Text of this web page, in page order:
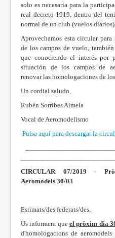
solo es necesaria para la
real decreto 1919, dentro del
normal de un club (vuelos diarios)
Aprovechamos esta circular
de los campos de vuelo,
que conociendo el interés por
situación de los campos de
renovar las homologaciones de
Un cordial saludo,
Rubén Sorribes Almela
Vocal de Aeromodelismo
Pulsa aquí para descargar la
CIRCULAR 07/2019 -
Aeromodels 30/03
Estimats/des federats/des,
Us informem que el pròxim dia
d'homologacions de